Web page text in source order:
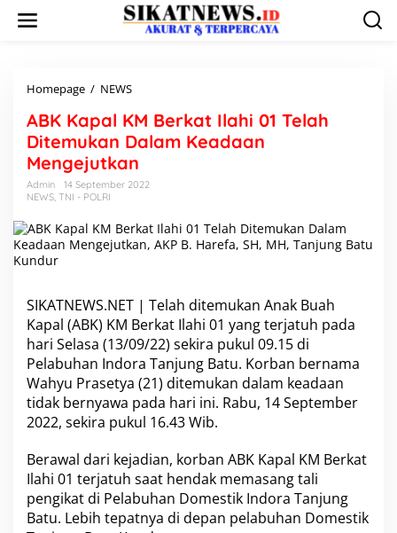
Homepage / NEWS
K
K
a
p
a
M
B
k
t
I
l
h
i
0
T
a
h
ABK Kapal KM Berkat Ilahi 01 Telah
Ditemukan Dalam Keadaan
Mengejutkan
Admin
14 September 2022
NEWS, TNI - POLRI
SIKATNEWS.NET | Telah ditemukan Anak Buah
Kapal (ABK) KM Berkat Ilahi 01 yang terjatuh pada
hari Selasa (13/09/22) sekira pukul 09.15 di
Pelabuhan Indora Tanjung Batu. Korban bernama
Wahyu Prasetya (21) ditemukan dalam keadaan
tidak bernyawa pada hari ini. Rabu, 14 September
2022, sekira pukul 16.43 Wib.
Berawal dari kejadian, korban ABK Kapal KM Berkat
Ilahi 01 terjatuh saat hendak memasang tali
pengikat di Pelabuhan Domestik Indora Tanjung
Batu. Lebih tepatnya di depan pelabuhan Domestik